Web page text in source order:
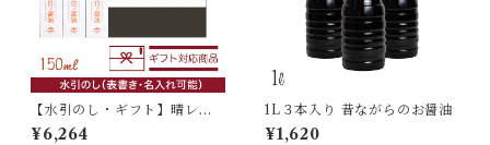
【水引のし・ギフト】晴レノ
日ノ醤油 150ml×3本入
¥6,264
1L３本入り 昔ながらのお醤油
¥1,620